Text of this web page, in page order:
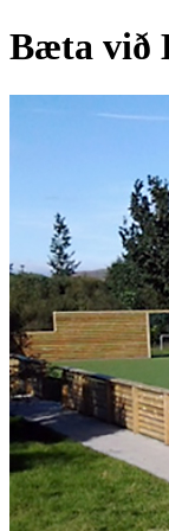
Bæta við